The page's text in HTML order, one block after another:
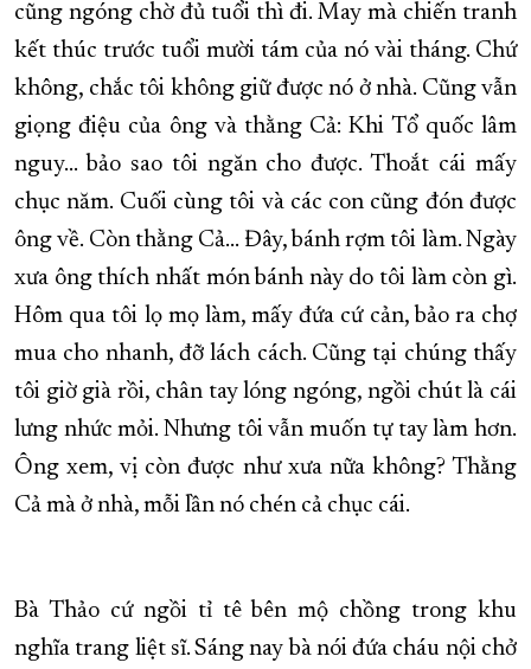
cũng ngóng chờ đủ tuổi thì đi. May mà chiến tranh
kết thúc trước tuổi mười tám của nó vài tháng. Chứ
không, chắc tôi không giữ được nó ở nhà. Cũng vẫn
giọng điệu của ông và thằng Cả: Khi Tổ quốc lâm
nguy… bảo sao tôi ngăn cho được. Thoắt cái mấy
chục năm. Cuối cùng tôi và các con cũng đón được
ông về. Còn thằng Cả… Đây, bánh rợm tôi làm. Ngày
xưa ông thích nhất món bánh này do tôi làm còn gì.
Hôm qua tôi lọ mọ làm, mấy đứa cứ cản, bảo ra chợ
mua cho nhanh, đỡ lách cách. Cũng tại chúng thấy
tôi giờ già rồi, chân tay lóng ngóng, ngồi chút là cái
lưng nhức mỏi. Nhưng tôi vẫn muốn tự tay làm hơn.
Ông xem, vị còn được như xưa nữa không? Thằng
Cả mà ở nhà, mỗi lần nó chén cả chục cái.
Bà Thảo cứ ngồi tỉ tê bên mộ chồng trong khu
nghĩa trang liệt sĩ. Sáng nay bà nói đứa cháu nội chở